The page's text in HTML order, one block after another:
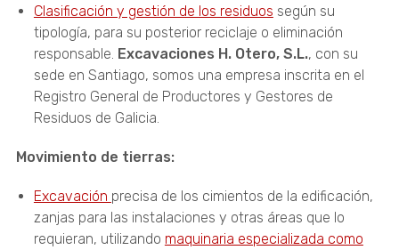
Clasificación y gestión de los residuos según su
tipología, para su posterior reciclaje o eliminación
responsable. Excavaciones H. Otero, S.L., con su
sede en Santiago, somos una empresa inscrita en el
Registro General de Productores y Gestores de
Residuos de Galicia.
Movimiento de tierras:
Excavación precisa de los cimientos de la edificación,
zanjas para las instalaciones y otras áreas que lo
requieran, utilizando maquinaria especializada como